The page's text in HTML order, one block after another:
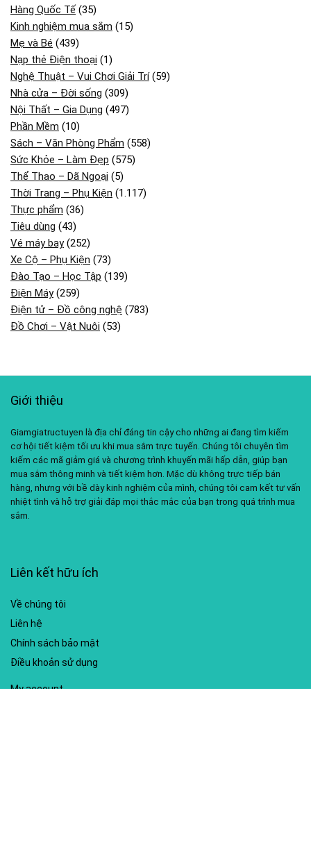
Hàng Quốc Tế (35)
Kinh nghiệm mua sắm (15)
Mẹ và Bé (439)
Nạp thẻ Điện thoại (1)
Nghệ Thuật – Vui Chơi Giải Trí(59)
Nhà cửa – Đời sống (309)
Nội Thất – Gia Dụng (497)
Phần Mềm (10)
Sách – Văn Phòng Phẩm (558)
Sức Khỏe – Làm Đẹp (575)
Thể Thao – Dã Ngoại (5)
Thời Trang – Phụ Kiện (1.117)
Thực phẩm (36)
Tiêu dùng (43)
Vé máy bay(252)
Xe Cộ – Phụ Kiện (73)
Đào Tạo – Học Tập (139)
Điện Máy(259)
Điện tử – Đồ công nghệ (783)
Đồ Chơi – Vật Nuôi (53)
Giới thiệu
Giamgiatructuyen là địa chỉ đáng tin cậy cho những ai đang tìm kiếm
cơ hội tiết kiệm tối ưu khi mua sắm trực tuyến. Chúng tôi chuyên tìm
kiếm các mã giảm giá và chương trình khuyến mãi hấp dẫn, giúp bạn
mua sắm thông minh và tiết kiệm hơn. Mặc dù không trực tiếp bán
hàng, nhưng với bề dày kinh nghiệm của mình, chúng tôi cam kết tư vấn
nhiệt tình và hỗ trợ giải đáp mọi thắc mắc của bạn trong quá trình mua
sắm.
Liên kết hữu ích
Về chúng tôi
Liên hệ
Chính sách bảo mật
Điều khoản sử dụng
My account